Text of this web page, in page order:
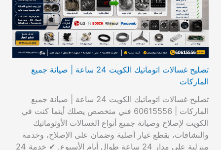
تصليح غسالات اتوماتيك الكويت 24 ساعة | صيانة جميع
الماركات
تصليح غسالات اتوماتيك الكويت 24 ساعة | صيانة جميع
الماركات | 60615556 فني متخصص يصلك أينما كنت في
الكويت لإصلاح وصيانة جميع أنواع الغسالات الأوتوماتيك
والنشافات، بقطع غيار أصلية وضمان على الإصلاح، وخدمة
منزلية على مدار 24 ساعة طوال أيام الأسبوع. ✔ خدمة 24